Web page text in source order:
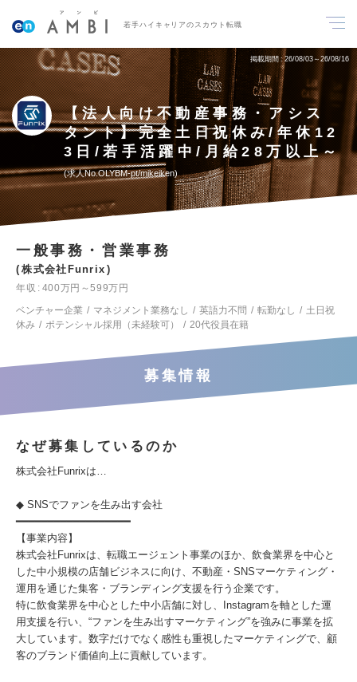
若手ハイキャリアのスカウト転職
掲載期間 26/08/03～26/08/16
【法人向け不動産事務・アシス
タント】完全土日祝休み/年休12
3日/若手活躍中/月給28万以上～
求人No.OLYBM-pt/mikeiken
一般事務・営業事務
株式会社Funrix
年収
400万円～599万円
ベンチャー企業
マネジメント業務なし 英語力不問 転勤なし
土日祝
休み
ポテンシャル採用（未経験可） 20代役員在籍
募集情報
なぜ募集しているのか
株式会社Funrixは…
◆ SNSでファンを生み出す会社
━━━━━━━━━━━━━━━━━━
【事業内容】
株式会社Funrixは、転職エージェント事業のほか、飲食業界を中心と
した中小規模の店舗ビジネスに向け、不動産・SNSマーケティング・
運用を通じた集客・ブランディング支援を行う企業です。
特に飲食業界を中心とした中小店舗に対し、Instagramを軸とした運
用支援を行い、“ファンを生み出すマーケティング”を強みに事業を拡
大しています。数字だけでなく感性も重視したマーケティングで、顧
客のブランド価値向上に貢献しています。